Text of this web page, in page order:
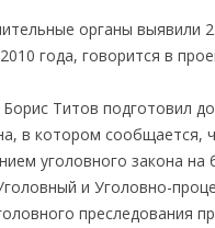
органы выявили
года, говорится в
Титов подготовил
в котором сообщается,
уголовного закона
и Уголовно-
преследования